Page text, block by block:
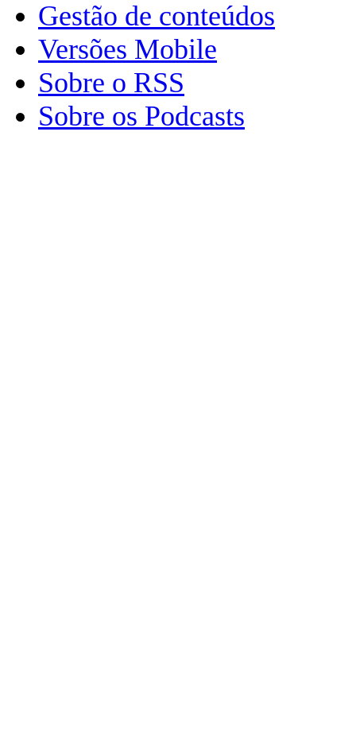
Gestão de conteúdos
Versões Mobile
Sobre o RSS
Sobre os Podcasts